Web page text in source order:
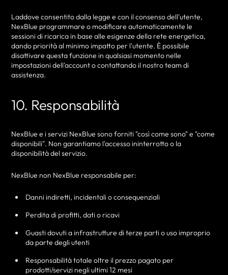
Laddove consentito dalla legge e con il consenso dell'utente,
NexBlue programmare o modificare automaticamente le
sessioni di ricarica in base alle esigenze della rete energetica,
dando priorità al minimo impatto per l'utente. È possibile
disattivare questa funzione in qualsiasi momento nelle
impostazioni dell'account o contattando il nostro team di
assistenza.
10. Responsabilità
NexBlue e i servizi NexBlue sono forniti "così come sono" e "come
disponibili". Non garantiamo l'accesso ininterrotto o la
disponibilità del servizio.
NexBlue non NexBlue responsabile per:
Danni indiretti, incidentali o consequenziali
Perdita di profitti, dati o ricavi
Guasti dovuti a infrastrutture di terze parti o uso improprio
da parte degli utenti
Responsabilità totale oltre il prezzo pagato per
prodotti/servizi negli ultimi 12 mesi